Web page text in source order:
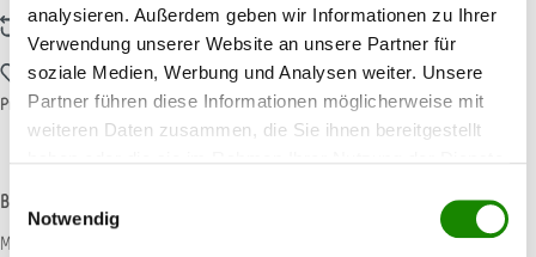
analysieren. Außerdem geben wir Informationen zu Ihrer
Verwendung unserer Website an unsere Partner für
soziale Medien, Werbung und Analysen weiter. Unsere
Partner führen diese Informationen möglicherweise mit
weiteren Daten zusammen, die Sie ihnen bereitgestellt
Notwendig
Zum Vergleich hinzufügen
Zum Merkzettel hinzufügen
Produktnummer:11SATM001
Beschreibung
Mit der SATAclean wird das Aushärten von Lackresten in den Düsen verhindert